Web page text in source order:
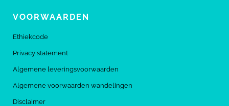
VOORWAARDEN
Ethiekcode
Privacy statement
Algemene leveringsvoorwaarden
Algemene voorwaarden wandelingen
Disclaimer